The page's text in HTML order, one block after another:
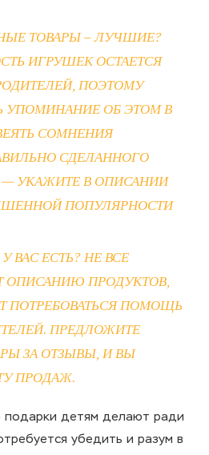
ТОВАРЫ – ЛУЧШИЕ?
ИГРУШЕК ОСТАЕТСЯ
ПОЭТОМУ
УПОМИНАНИЕ ОБ ЭТОМ В
СОМНЕНИЯ
СДЕЛАННОГО
УКАЖИТЕ В ОПИСАНИИ
ПОПУЛЯРНОСТИ
ВАС ЕСТЬ? НЕ ВСЕ
ОПИСАНИЮ ПРОДУКТОВ,
ПОТРЕБОВАТЬСЯ ПОМОЩЬ
ПРЕДЛОЖИТЕ
ЗА ОТЗЫВЫ, И ВЫ
ПРОДАЖ.
подарки детям делают ради
убедить и разум в